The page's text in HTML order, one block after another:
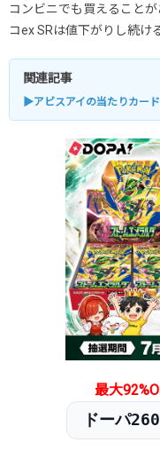
コンビニでも買えること
コex SRは値下がりし続け
関連記事
▶アビスアイの当たりカー
最大
ドーパ